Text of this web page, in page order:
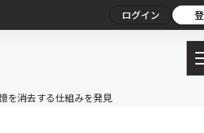
ログイン
を消去する仕組みを発見